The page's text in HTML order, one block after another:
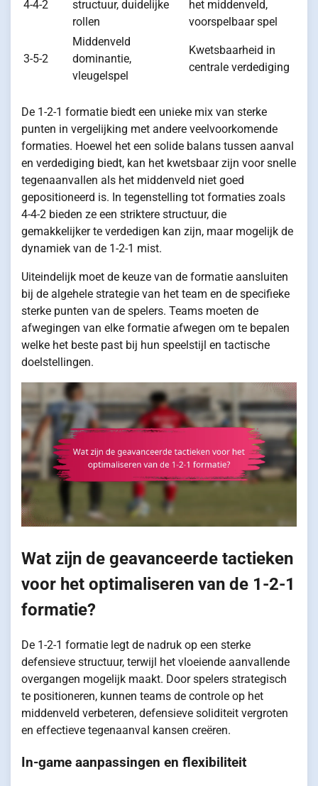
4-4-2
structuur, duidelijke
rollen
het middenveld,
voorspelbaar spel
3-5-2
Middenveld
dominantie,
vleugelspel
Kwetsbaarheid in
centrale verdediging
De 1-2-1 formatie biedt een unieke mix van sterke
punten in vergelijking met andere veelvoorkomende
formaties. Hoewel het een solide balans tussen aanval
en verdediging biedt, kan het kwetsbaar zijn voor snelle
tegenaanvallen als het middenveld niet goed
gepositioneerd is. In tegenstelling tot formaties zoals
4-4-2 bieden ze een striktere structuur, die
gemakkelijker te verdedigen kan zijn, maar mogelijk de
dynamiek van de 1-2-1 mist.
Uiteindelijk moet de keuze van de formatie aansluiten
bij de algehele strategie van het team en de specifieke
sterke punten van de spelers. Teams moeten de
afwegingen van elke formatie afwegen om te bepalen
welke het beste past bij hun speelstijl en tactische
doelstellingen.
Wat zijn de geavanceerde tactieken
voor het optimaliseren van de 1-2-1
formatie?
De 1-2-1 formatie legt de nadruk op een sterke
defensieve structuur, terwijl het vloeiende aanvallende
overgangen mogelijk maakt. Door spelers strategisch
te positioneren, kunnen teams de controle op het
middenveld verbeteren, defensieve soliditeit vergroten
en effectieve tegenaanval kansen creëren.
In-game aanpassingen en flexibiliteit